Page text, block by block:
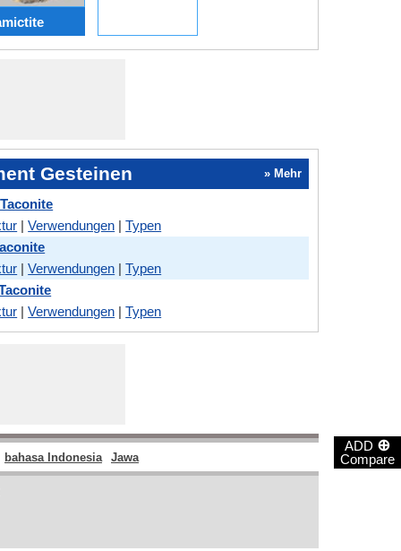
ADD ⊕
Compare
Gesteinen » Mehr
|Verwendungen |Typen
|Verwendungen |Typen
|Verwendungen |Typen
bahasa Indonesia Jawa